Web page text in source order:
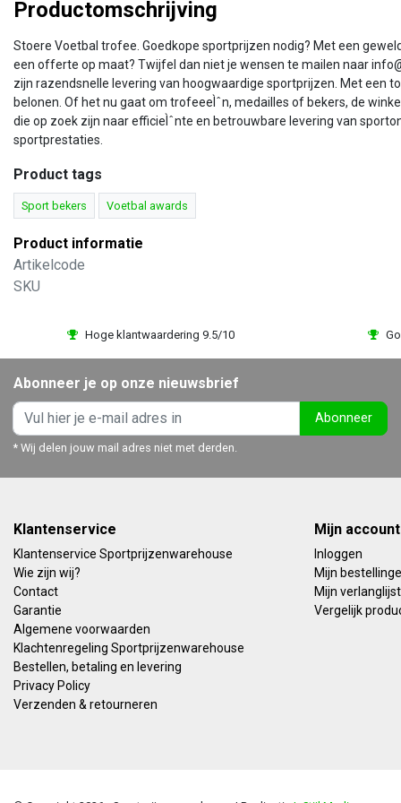
Productomschrijving
Stoere Voetbal trofee. Goedkope sportprijzen nodig? Met een
een offerte op maat? Twijfel dan niet je wensen te mailen naar
zijn razendsnelle levering van hoogwaardige sportprijzen. Met een
belonen. Of het nu gaat om trofeeeÌˆn, medailles of bekers, de
die op zoek zijn naar efficieÌˆnte en betrouwbare levering van
sportprestaties.
Product tags
Sport bekers Voetbal awards
Product informatie
Artikelcode
SKU
Hoge klantwaardering 9.5/10
Abonneer je op onze nieuwsbrief
Abonneer
* Wij delen jouw mail adres niet met derden.
Klantenservice
Klantenservice Sportprijzenwarehouse
Wie zijn wij?
Contact
Garantie
Algemene voorwaarden
Klachtenregeling Sportprijzenwarehouse
Bestellen, betaling en levering
Privacy Policy
Verzenden & retourneren
Mijn account
Inloggen
Mijn
Mijn verlanglijst
Vergelijk